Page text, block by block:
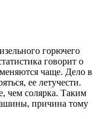
горючего
говорит о
чаще. Дело в
ее летучести.
чем солярка. Таким
причина тому